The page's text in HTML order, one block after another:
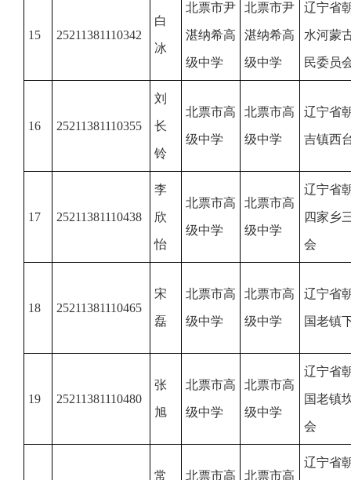
15 25211381110342
白
冰
北票市尹
湛纳希高
级中学
北票市尹
湛纳希高
级中学
辽宁省
水河蒙
民委员
16 25211381110355
刘
长
铃
北票市高
级中学
北票市高
级中学
辽宁省
吉镇西
17 25211381110438
李
欣
怡
北票市高
级中学
北票市高
级中学
辽宁省
四家乡
会
18 25211381110465
宋
磊
北票市高
级中学
北票市高
级中学
辽宁省
国老镇
19 25211381110480
张
旭
北票市高
级中学
北票市高
级中学
辽宁省
国老镇
会
常 北票市高 北票市高
辽宁省